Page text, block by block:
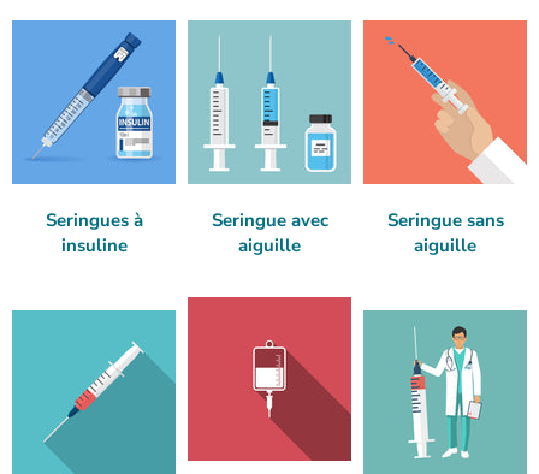
Seringues à
insuline
Seringue avec
aiguille
Seringue sans
aiguille